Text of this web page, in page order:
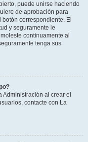
puede unirse haciendo
de aprobación para
correspondiente. El
y seguramente le
continuamente al
tenga sus
al crear el
contacte con La